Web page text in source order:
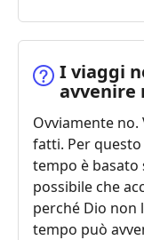
I viaggi
avvenire
Ovviamente
fatti. Per
tempo è basato
possibile che
perché Dio non
tempo può